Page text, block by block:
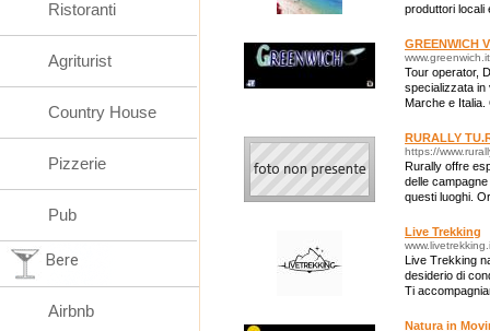
produttori locali
GREENWICH
www.greenwich.it
Tour operator,
specializzata in
Marche e Italia.
RURALLY
https://
Rurally offre
delle
questi luoghi.
Live Trekking
Live Trekking
desiderio di
Ti
Natura in
Ristoranti
Agriturist
Country House
Pizzerie
Pub
Bere
Airbnb